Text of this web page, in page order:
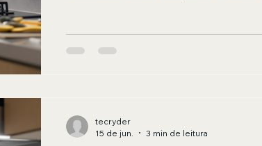
tecryder
15 de jun.
3 min de leitura